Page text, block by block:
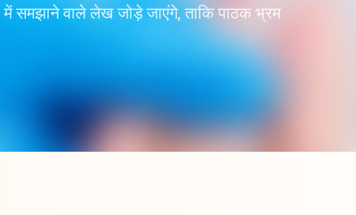
में समझाने वाले लेख जोड़े जाएंगे, ताकि पाठक भ्रम